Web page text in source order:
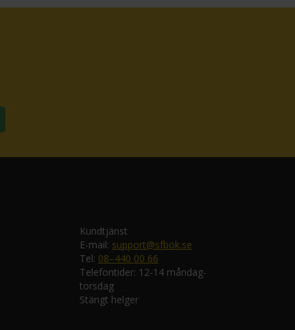
Kundtjänst
E-mail: support@sfbok.se
Tel: 08–440 00 66
Telefontider: 12-14 måndag-
torsdag
Stängt helger